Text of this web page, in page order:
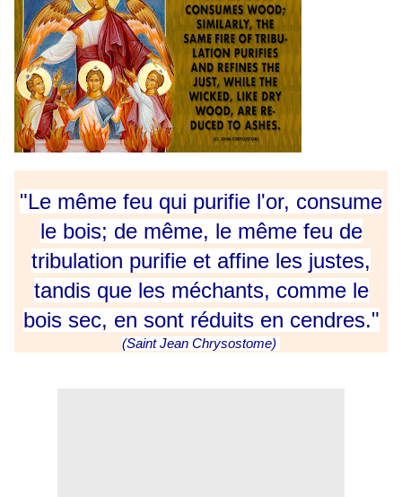
"Le même feu qui purifie l'or, consume
le bois; de même, le même feu de
tribulation purifie et affine les justes,
tandis que les méchants, comme le
bois sec, en sont réduits en cendres."
(Saint Jean Chrysostome)